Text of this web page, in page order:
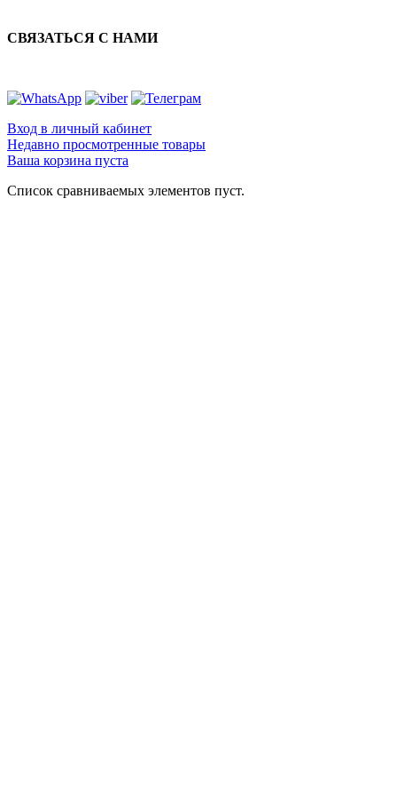
СВЯЗАТЬСЯ С НАМИ
Вход в личный кабинет
Недавно просмотренные товары
Ваша корзина пуста
Список сравниваемых элементов пуст.